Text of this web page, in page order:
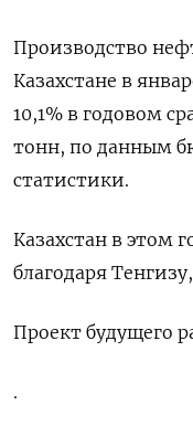
Производство
Казахстане в
10,1% в годовом
тонн, по данным
статистики.
Казахстан в этом
благодаря
Проект будущего
.